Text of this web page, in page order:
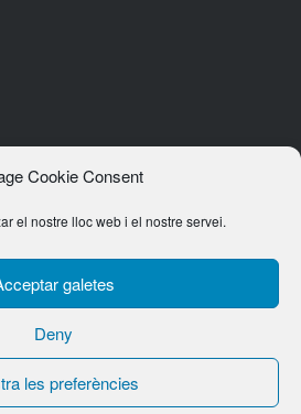
Cookie Consent
el nostre lloc web i el nostre servei.
galetes
Deny
les preferències
© laclassicpizza.com